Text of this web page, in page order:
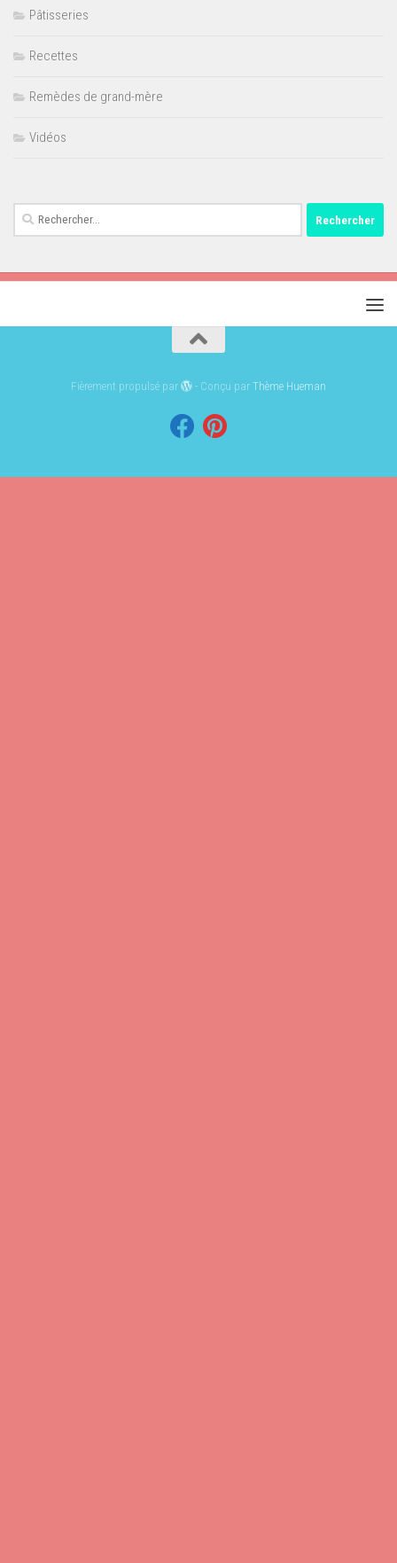
Pâtisseries
Recettes
Remèdes de grand-mère
Vidéos
Rechercher :
Fièrement propulsé par - Conçu parThème Hueman